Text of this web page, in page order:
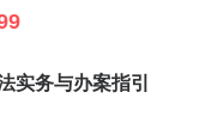
175条第二款第四项
湾《公司法》第169
列事项：一、各股东
实务与办案指引